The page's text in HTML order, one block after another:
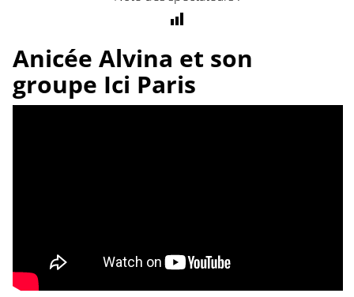
Anicée Alvina et son
groupe Ici Paris